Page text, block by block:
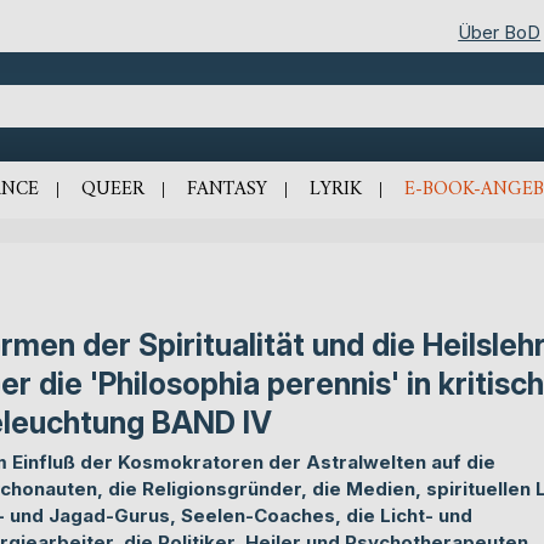
Über BoD
QUEER FANTASY LYRIK E-BOOK-
der Spiritualität und die
die 'Philosophia perennis' in
BAND IV
Einfluß der Kosmokratoren der Astralwelten auf die
die Religionsgründer, die Medien, spirituellen
und Jagad-Gurus, Seelen-Coaches, die Licht- und